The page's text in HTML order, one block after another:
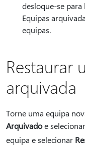
desloque-se para
Equipas
equipas.
Restaurar
arquivada
Torne uma equipa
Arquivadoe selecionar
equipa e selecionar